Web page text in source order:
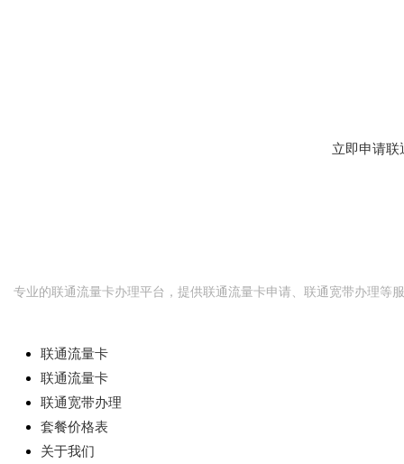
立即申请联
专业的联通流量卡办理平台，提供联通流量卡申请、联通宽带办理等
联通流量卡
联通流量卡
联通宽带办理
套餐价格表
关于我们